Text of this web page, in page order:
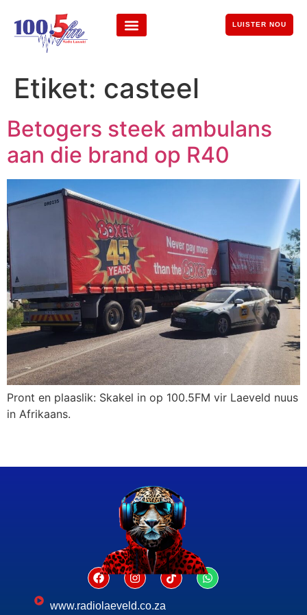
LUISTER NOU
Etiket: casteel
Betogers steek ambulans
aan die brand op R40
Pront en plaaslik: Skakel in op 100.5FM vir Laeveld nuus
in Afrikaans.
www.radiolaeveld.co.za